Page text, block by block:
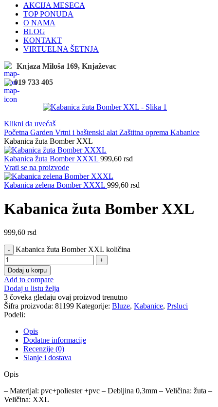
AKCIJA MESECA
TOP PONUDA
O NAMA
BLOG
KONTAKT
VIRTUELNA ŠETNJA
Knjaza Miloša 169, Knjaževac
019 733 405
Klikni da uvećaš
Početna Garden Vrtni i baštenski alat Zaštitna oprema Kabanice
Kabanica žuta Bomber XXL
Kabanica žuta Bomber XXXL 999,60 rsd
Vrati se na proizvode
Kabanica zelena Bomber XXXL 999,60 rsd
Kabanica žuta Bomber XXL
999,60 rsd
Kabanica žuta Bomber XXL količina
Dodaj u korpu
Add to compare
Dodaj u listu želja
3 čoveka gledaju ovaj proizvod trenutno
Šifra proizvoda: 81199 Kategorije: Bluze, Kabanice, Prsluci
Podeli:
Opis
Dodatne informacije
Recenzije (0)
Slanje i dostava
Opis
– Materijal: pvc+poliester +pvc – Debljina 0,3mm – Veličina: žuta –
Veličina: XXL